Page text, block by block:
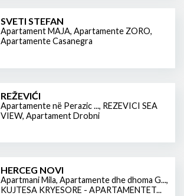
SVETI STEFAN
Apartament MAJA, Apartamente ZORO,
Apartamente Casanegra
REŽEVIĆI
Apartamente në Perazic ..., REZEVICI SEA
VIEW, Apartament Drobni
HERCEG NOVI
Apartmani Mila, Apartamente dhe dhoma G...,
KUJTESA KRYESORE - APARTAMENTET...